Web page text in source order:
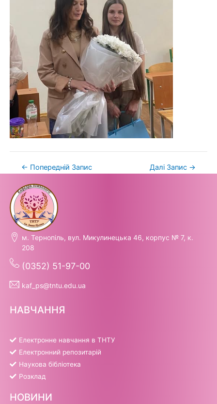
← Попередній Запис Далі Запис →
м. Тернопіль, вул. Микулинецька 46, корпус № 7, к.
208
(0352) 51-97-00
kaf_ps@tntu.edu.ua
НАВЧАННЯ
Електронне навчання в ТНТУ
Електронний репозитарій
Наукова бібліотека
Розклад
НОВИНИ